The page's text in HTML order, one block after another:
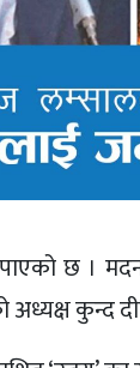
छ ।
कुन्द